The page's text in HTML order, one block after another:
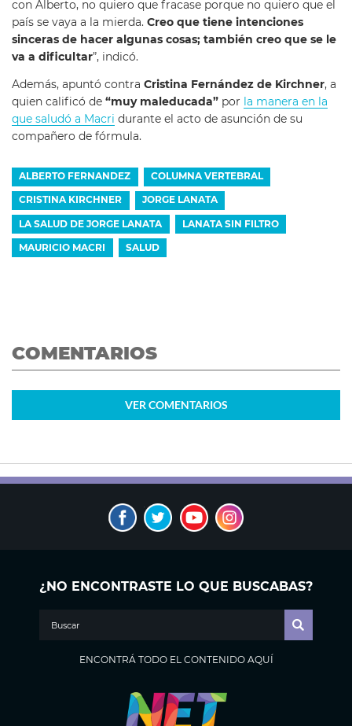
con Alberto, no quiero que fracase porque no quiero que el
país se vaya a la mierda. Creo que tiene intenciones
sinceras de hacer algunas cosas; también creo que se le
va a dificultar”, indicó.
Además, apuntó contra Cristina Fernández de Kirchner, a
quien calificó de “muy maleducada” por la manera en la
que saludó a Macri durante el acto de asunción de su
compañero de fórmula.
ALBERTO FERNANDEZ COLUMNA VERTEBRAL
CRISTINA KIRCHNER JORGE LANATA
LA SALUD DE JORGE LANATA LANATA SIN FILTRO
MAURICIO MACRI SALUD
COMENTARIOS
VER COMENTARIOS
¿NO ENCONTRASTE LO QUE BUSCABAS?
ENCONTRÁ TODO EL CONTENIDO AQUÍ